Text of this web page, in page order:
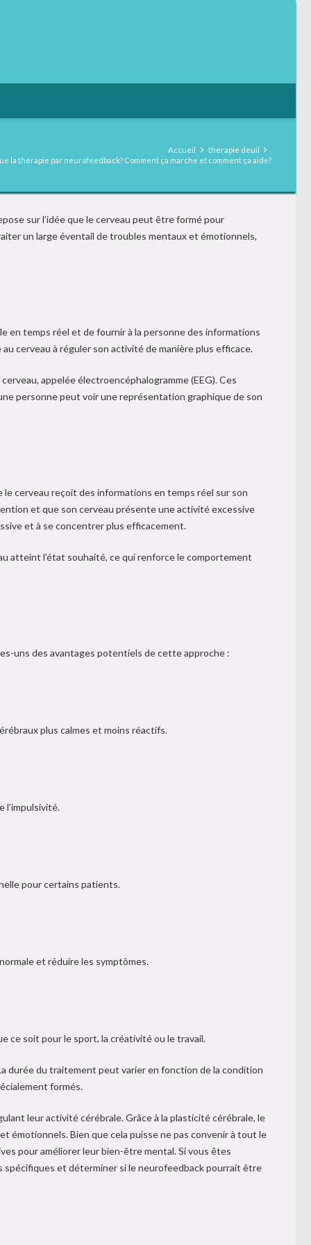
Accueil
therapie deuil
la thérapie par neurofeedback? Comment ça marche et comment ça aide?
sur l’idée que le cerveau peut être formé pour
un large éventail de troubles mentaux et émotionnels,
en temps réel et de fournir à la personne des informations
cerveau à réguler son activité de manière plus efficace.
appelée électroencéphalogramme (EEG). Ces
personne peut voir une représentation graphique de son
le cerveau reçoit des informations en temps réel sur son
et que son cerveau présente une activité excessive
et à se concentrer plus efficacement.
atteint l’état souhaité, ce qui renforce le comportement
uns des avantages potentiels de cette approche :
plus calmes et moins réactifs.
l’impulsivité.
pour certains patients.
et réduire les symptômes.
ce soit pour le sport, la créativité ou le travail.
durée du traitement peut varier en fonction de la condition
formés.
leur activité cérébrale. Grâce à la plasticité cérébrale, le
émotionnels. Bien que cela puisse ne pas convenir à tout le
pour améliorer leur bien-être mental. Si vous êtes
et déterminer si le neurofeedback pourrait être